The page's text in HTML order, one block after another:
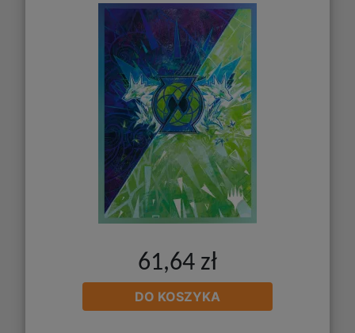
61,64 zł
DO KOSZYKA